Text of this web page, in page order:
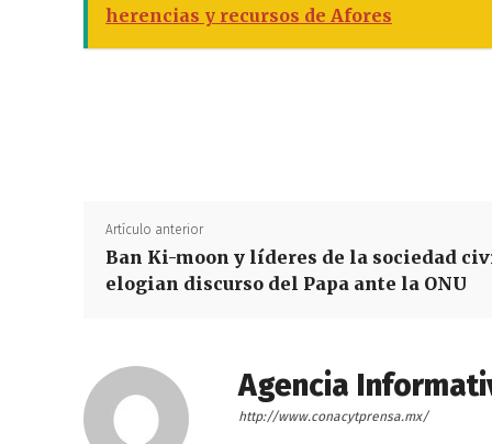
herencias y recursos de Afores
Artículo anterior
Ban Ki-moon y líderes de la sociedad
elogian discurso del Papa ante la ONU
Agencia
http://www.conacytprensa.mx/